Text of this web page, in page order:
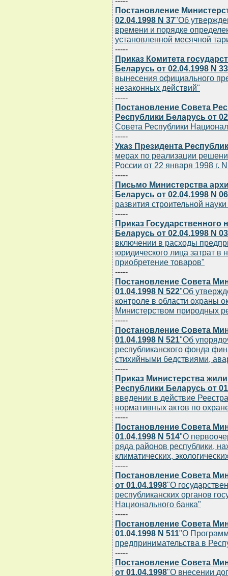
Постановление
02.04.1998 N 37"Об
времени и порядке
установленной месячной
-----
Приказ Комитета
Беларусь от 02.04.1998 N 33
вынесения официального
незаконных действий"
-----
Постановление Совета
Республики Беларусь от
Совета Республики
-----
Указ Президента
мерах по реализации
России от 22 января 1998 г.
-----
Письмо Министерства
Беларусь от 02.04.1998 N
развития строительной
-----
Приказ Государственного
Беларусь от 02.04.1998 N
включении в расходы
юридического лица затрат в
приобретение товаров"
-----
Постановление Совета
01.04.1998 N 522"Об
контроле в области охраны
Министерством природных
-----
Постановление Совета
01.04.1998 N 521"Об
республиканского фонда
стихийными бедствиями,
-----
Приказ Министерства
Республики Беларусь от
введении в действие
нормативных актов по
-----
Постановление Совета
01.04.1998 N 514"О
ряда районов республики,
климатических,
-----
Постановление Совета
от 01.04.1998"О
республиканских органов
Национального банка"
-----
Постановление Совета
01.04.1998 N 511"О
предпринимательства в
-----
Постановление Совета
от 01.04.1998"О внесении